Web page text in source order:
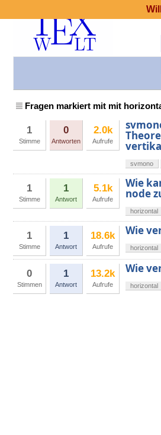
Fragen markiert mit mit
1
Stimme
0
Antworten
2.0k
Aufrufe
svmono
1
Stimme
1
Antwort
5.1k
Aufrufe
Wie
node
horizontal
1
Stimme
1
Antwort
18.6k
Aufrufe
Wie
horizontal
0
Stimmen
1
Antwort
13.2k
Aufrufe
Wie
horizontal